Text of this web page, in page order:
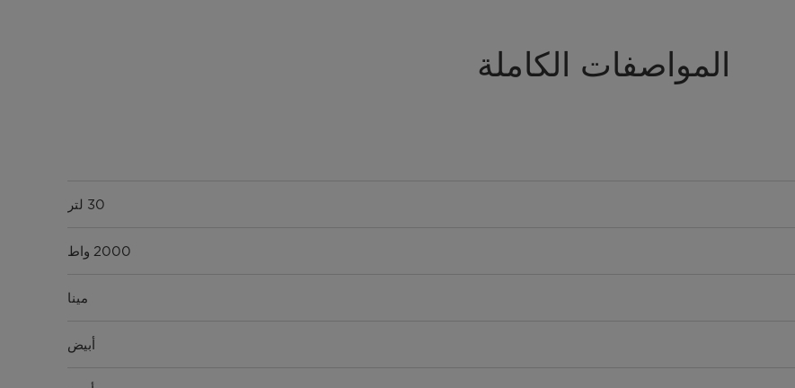
المواصفات الكاملة
30 لتر
2000 واط
مينا
أبيض